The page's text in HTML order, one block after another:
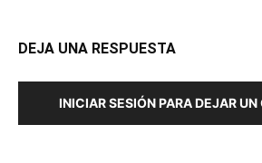
DEJA UNA RESPUESTA
INICIAR SESIÓN PARA DEJAR